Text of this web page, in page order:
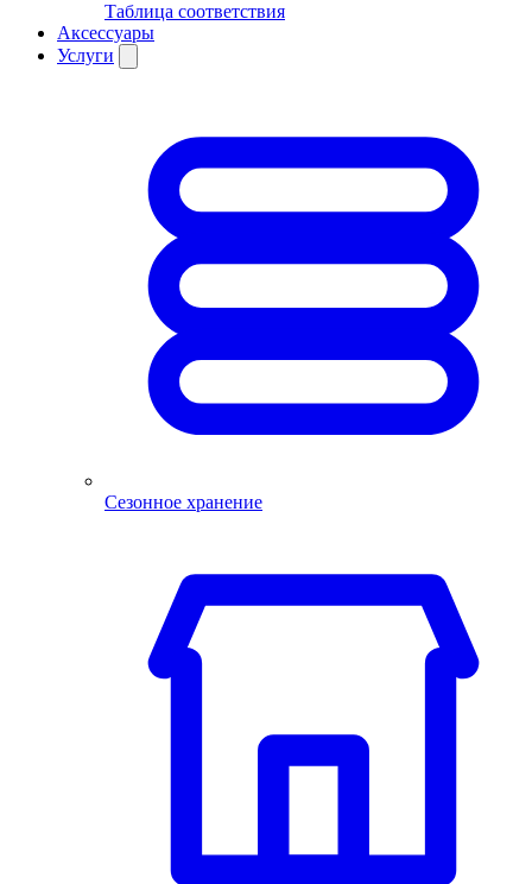
Таблица соответствия
Аксессуары
Услуги
Сезонное хранение